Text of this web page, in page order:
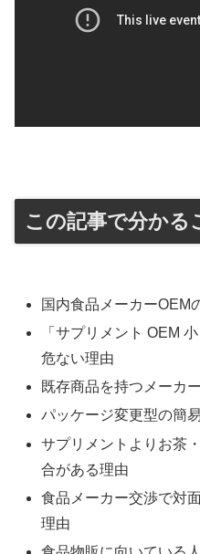
この記事で分かる
国内食品メーカーOEM
「サプリメント OEM
危ない理由
既存商品を持つメーカ
パッケージ変更型の簡
サプリメントよりお茶
合がある理由
食品メーカー交渉で対
理由